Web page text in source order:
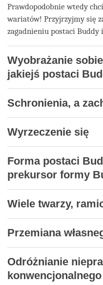
Prawdopodobnie wtedy
wariatów! Przyjrzyjmy się
zagadnieniu postaci
Wyobrażanie
jakiejś postaci
Schronienia, a
Wyrzeczenie się
Forma postaci
prekursor formy
Wiele twarzy,
Przemiana
Odróżnianie
konwencjonalnego